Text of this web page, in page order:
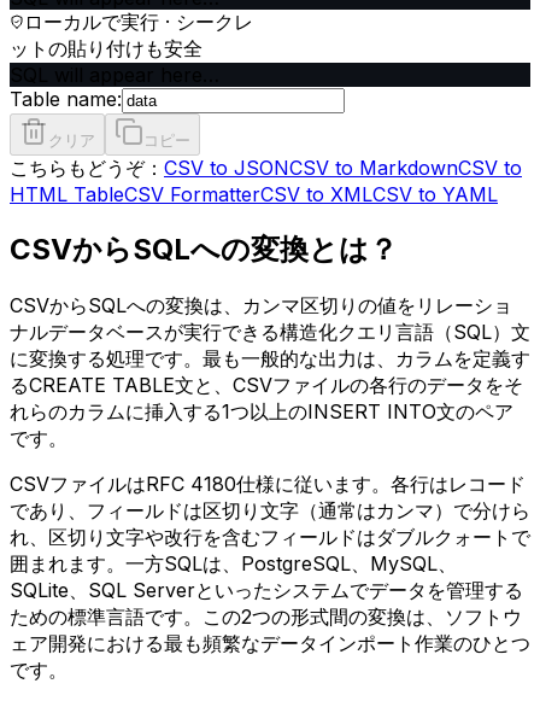
ローカルで実行 · シークレ
ットの貼り付けも安全
Table name:
クリア コピー
こちらもどうぞ： CSV to JSONCSV to MarkdownCSV to
HTML TableCSV FormatterCSV to XMLCSV to YAML
CSVからSQLへの変換とは？
CSVからSQLへの変換は、カンマ区切りの値をリレーショ
ナルデータベースが実行できる構造化クエリ言語（SQL）文
に変換する処理です。最も一般的な出力は、カラムを定義す
るCREATE TABLE文と、CSVファイルの各行のデータをそ
れらのカラムに挿入する1つ以上のINSERT INTO文のペア
です。
CSVファイルはRFC 4180仕様に従います。各行はレコード
であり、フィールドは区切り文字（通常はカンマ）で分けら
れ、区切り文字や改行を含むフィールドはダブルクォートで
囲まれます。一方SQLは、PostgreSQL、MySQL、
SQLite、SQL Serverといったシステムでデータを管理する
ための標準言語です。この2つの形式間の変換は、ソフトウ
ェア開発における最も頻繁なデータインポート作業のひとつ
です。